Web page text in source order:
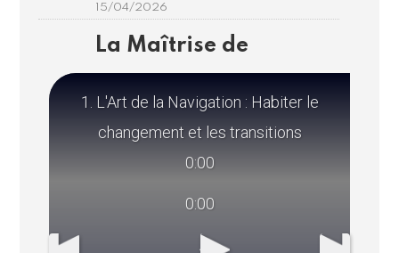
15/04/2026
La Maîtrise de
l'Incertitude :
Garder son cap
dans la tempête
émotionnel :
1. L'Art de la Navigation : Habiter le
changement et les transitions
0:00
0:00